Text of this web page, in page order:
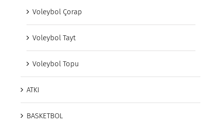
Voleybol Çorap
Voleybol Tayt
Voleybol Topu
ATKI
BASKETBOL